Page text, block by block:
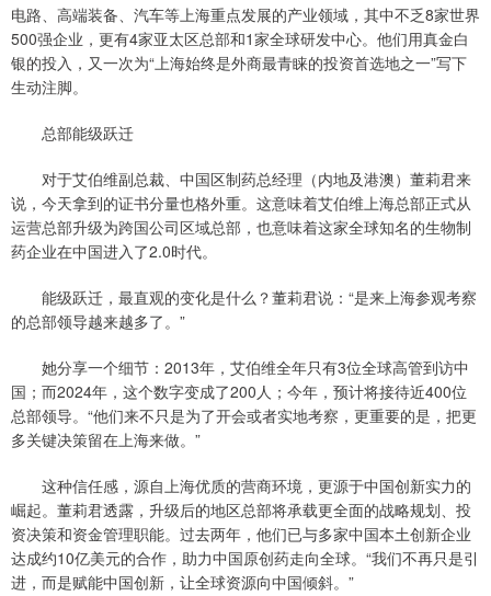
电路、高端装备、汽车等上海重点发展的产业领域，其中不乏8家世界
500强企业，更有4家亚太区总部和1家全球研发中心。他们用真金白
银的投入，又一次为“上海始终是外商最青睐的投资首选地之一”写下
生动注脚。
总部能级跃迁
对于艾伯维副总裁、中国区制药总经理（内地及港澳）董莉君来
说，今天拿到的证书分量也格外重。这意味着艾伯维上海总部正式从
运营总部升级为跨国公司区域总部，也意味着这家全球知名的生物制
药企业在中国进入了2.0时代。
能级跃迁，最直观的变化是什么？董莉君说：“是来上海参观考察
的总部领导越来越多了。”
她分享一个细节：2013年，艾伯维全年只有3位全球高管到访中
国；而2024年，这个数字变成了200人；今年，预计将接待近400位
总部领导。“他们来不只是为了开会或者实地考察，更重要的是，把更
多关键决策留在上海来做。”
这种信任感，源自上海优质的营商环境，更源于中国创新实力的
崛起。董莉君透露，升级后的地区总部将承载更全面的战略规划、投
资决策和资金管理职能。过去两年，他们已与多家中国本土创新企业
达成约10亿美元的合作，助力中国原创药走向全球。“我们不再只是引
进，而是赋能中国创新，让全球资源向中国倾斜。”